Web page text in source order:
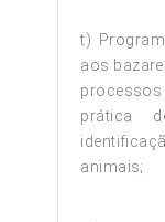
t)
aos
prática
animais;